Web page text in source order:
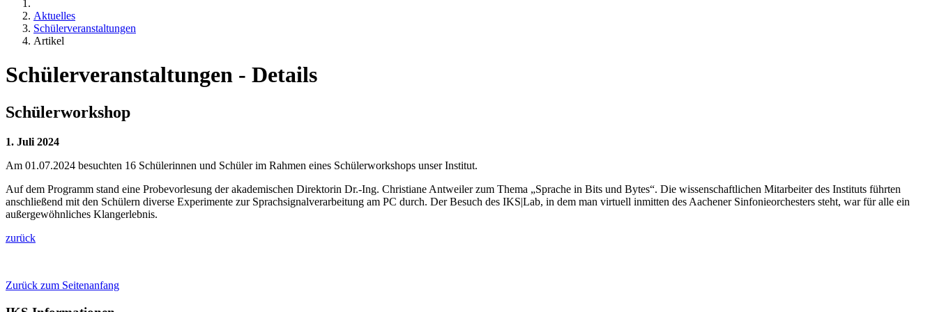
Aktuelles
Schülerveranstaltungen
Artikel
Schülerveranstaltungen - Details
Schülerworkshop
1. Juli 2024
Am 01.07.2024 besuchten 16 Schülerinnen und Schüler im Rahmen eines Schülerworkshops unser Institut.
Auf dem Programm stand eine Probevorlesung der akademischen Direktorin Dr.-Ing. Christiane Antweiler zum Thema „Sprache in Bits und Bytes“. Die wissenschaftlichen Mitarbeiter des Instituts führten
anschließend mit den Schülern diverse Experimente zur Sprachsignalverarbeitung am PC durch. Der Besuch des IKS|Lab, in dem man virtuell inmitten des Aachener Sinfonieorchesters steht, war für alle ein
außergewöhnliches Klangerlebnis.
zurück
Zurück zum Seitenanfang